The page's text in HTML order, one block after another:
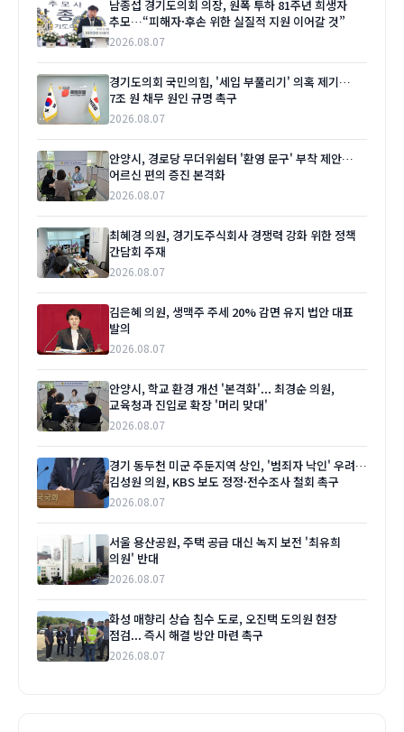
남종섭 경기도의회 의장, 원폭 투하 81주년 희생자
추모…“피해자·후손 위한 실질적 지원 이어갈 것”
2026.08.07
경기도의회 국민의힘, '세입 부풀리기' 의혹 제기…
7조 원 채무 원인 규명 촉구
2026.08.07
안양시, 경로당 무더위쉼터 '환영 문구' 부착 제안…
어르신 편의 증진 본격화
2026.08.07
최혜경 의원, 경기도주식회사 경쟁력 강화 위한 정책
간담회 주재
2026.08.07
김은혜 의원, 생맥주 주세 20% 감면 유지 법안 대표
발의
2026.08.07
안양시, 학교 환경 개선 '본격화'... 최경순 의원,
교육청과 진입로 확장 '머리 맞대'
2026.08.07
경기 동두천 미군 주둔지역 상인, '범죄자 낙인' 우려…
김성원 의원, KBS 보도 정정·전수조사 철회 촉구
2026.08.07
서울 용산공원, 주택 공급 대신 녹지 보전 '최유희
의원' 반대
2026.08.07
화성 매향리 상습 침수 도로, 오진택 도의원 현장
점검... 즉시 해결 방안 마련 촉구
2026.08.07